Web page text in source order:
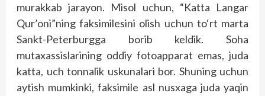
murakkab jarayon. Misol uchun, “Katta Langar
Qur’oni”ning faksimilesini olish uchun to‘rt marta
Sankt-Peterburgga borib keldik. Soha
mutaxassislarining oddiy fotoapparat emas, juda
katta, uch tonnalik uskunalari bor. Shuning uchun
aytish mumkinki, faksimile asl nusxaga juda yaqin